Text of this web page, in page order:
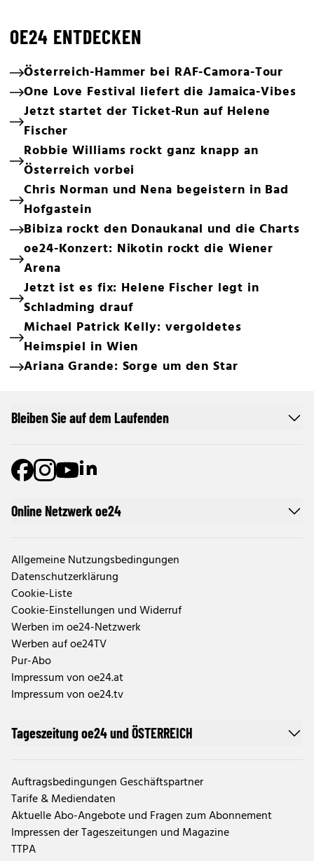
OE24 ENTDECKEN
Österreich-Hammer bei RAF-Camora-Tour
One Love Festival liefert die Jamaica-Vibes
Jetzt startet der Ticket-Run auf Helene
Fischer
Robbie Williams rockt ganz knapp an
Österreich vorbei
Chris Norman und Nena begeistern in Bad
Hofgastein
Bibiza rockt den Donaukanal und die Charts
oe24-Konzert: Nikotin rockt die Wiener
Arena
Jetzt ist es fix: Helene Fischer legt in
Schladming drauf
Michael Patrick Kelly: vergoldetes
Heimspiel in Wien
Ariana Grande: Sorge um den Star
Online Netzwerk oe24
Allgemeine Nutzungsbedingungen
Datenschutzerklärung
Cookie-Liste
Cookie-Einstellungen und Widerruf
Werben im oe24-Netzwerk
Werben auf oe24TV
Pur-Abo
Impressum von oe24.at
Impressum von oe24.tv
Tageszeitung oe24 und ÖSTERREICH
Auftragsbedingungen Geschäftspartner
Tarife & Mediendaten
Aktuelle Abo-Angebote und Fragen zum Abonnement
Impressen der Tageszeitungen und Magazine
TTPA
Bleiben Sie auf dem Laufenden